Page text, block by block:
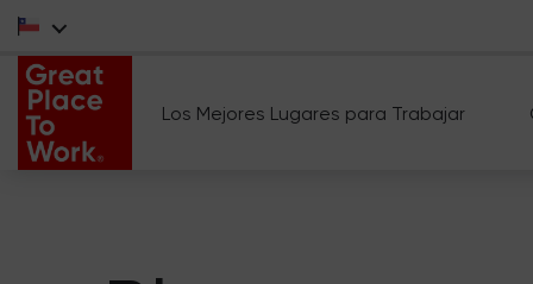
Los Mejores Lugares para Trabajar